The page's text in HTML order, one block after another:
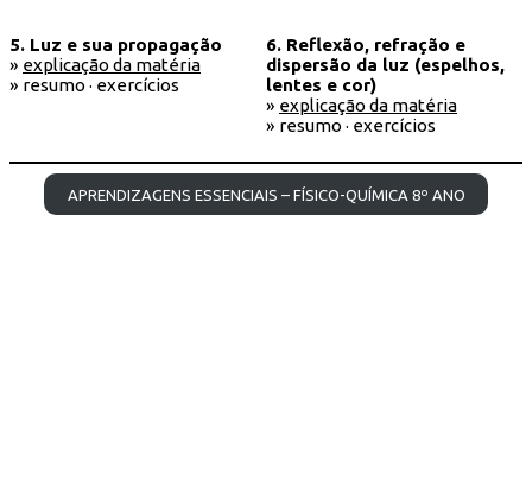
5. Luz e sua propagação
» explicação da matéria
» resumo · exercícios
6. Reflexão, refração e
dispersão da luz (espelhos,
lentes e cor)
» explicação da matéria
» resumo · exercícios
APRENDIZAGENS ESSENCIAIS – FÍSICO-QUÍMICA 8º ANO